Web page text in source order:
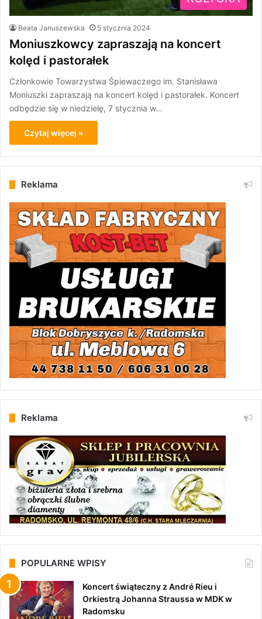
Beata Januszewska 5 stycznia 2024
Moniuszkowcy zapraszają na koncert
kolęd i pastorałek
Członkowie Towarzystwa Śpiewaczego im. Stanisława
Moniuszki zapraszają na koncert kolęd i pastorałek. Koncert
odbędzie się w niedzielę, 7 stycznia w…
Czytaj więcej »
Reklama
Reklama
POPULARNE WPISY
Koncert świąteczny z André Rieu i
Orkiestrą Johanna Straussa w MDK w
Radomsku